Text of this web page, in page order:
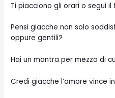
Ti piacciono gli orari o segui il
Pensi giacche non solo
oppure gentili?
Hai un mantra per mezzo di
Credi giacche l’amore vince